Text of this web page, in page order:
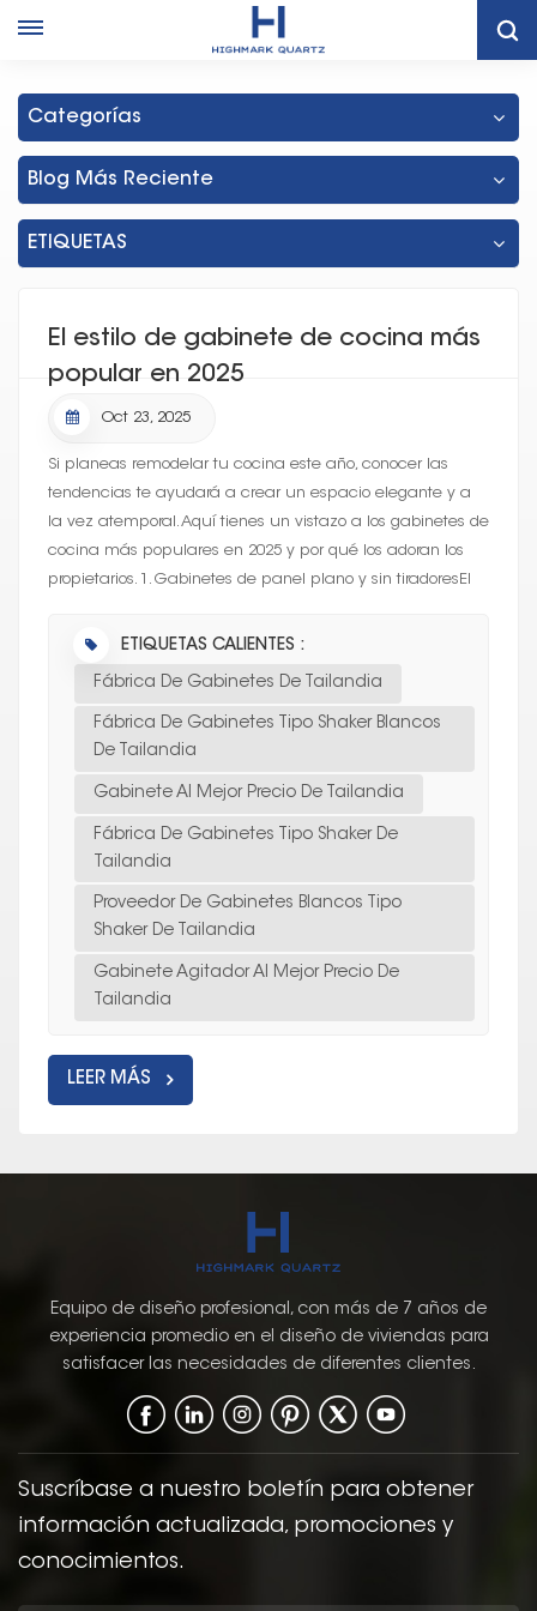
Gabinete Agitador Al Mejor Precio De Tailandia
Categorías
Blog Más Reciente
ETIQUETAS
El estilo de gabinete de cocina más
popular en 2025
Oct 23, 2025
Si planeas remodelar tu cocina este año, conocer las
tendencias te ayudará a crear un espacio elegante y a
la vez atemporal. Aquí tienes un vistazo a los gabinetes de
cocina más populares en 2025 y por qué los adoran los
propietarios. 1. Gabinetes de panel plano y sin tiradoresEl
ETIQUETAS CALIENTES :
Fábrica De Gabinetes De Tailandia
Fábrica De Gabinetes Tipo Shaker Blancos
De Tailandia
Gabinete Al Mejor Precio De Tailandia
Fábrica De Gabinetes Tipo Shaker De
Tailandia
Proveedor De Gabinetes Blancos Tipo
Shaker De Tailandia
Gabinete Agitador Al Mejor Precio De
Tailandia
LEER MÁS
Equipo de diseño profesional, con más de 7 años de
experiencia promedio en el diseño de viviendas para
satisfacer las necesidades de diferentes clientes.
Suscríbase a nuestro boletín para obtener
información actualizada, promociones y
conocimientos.